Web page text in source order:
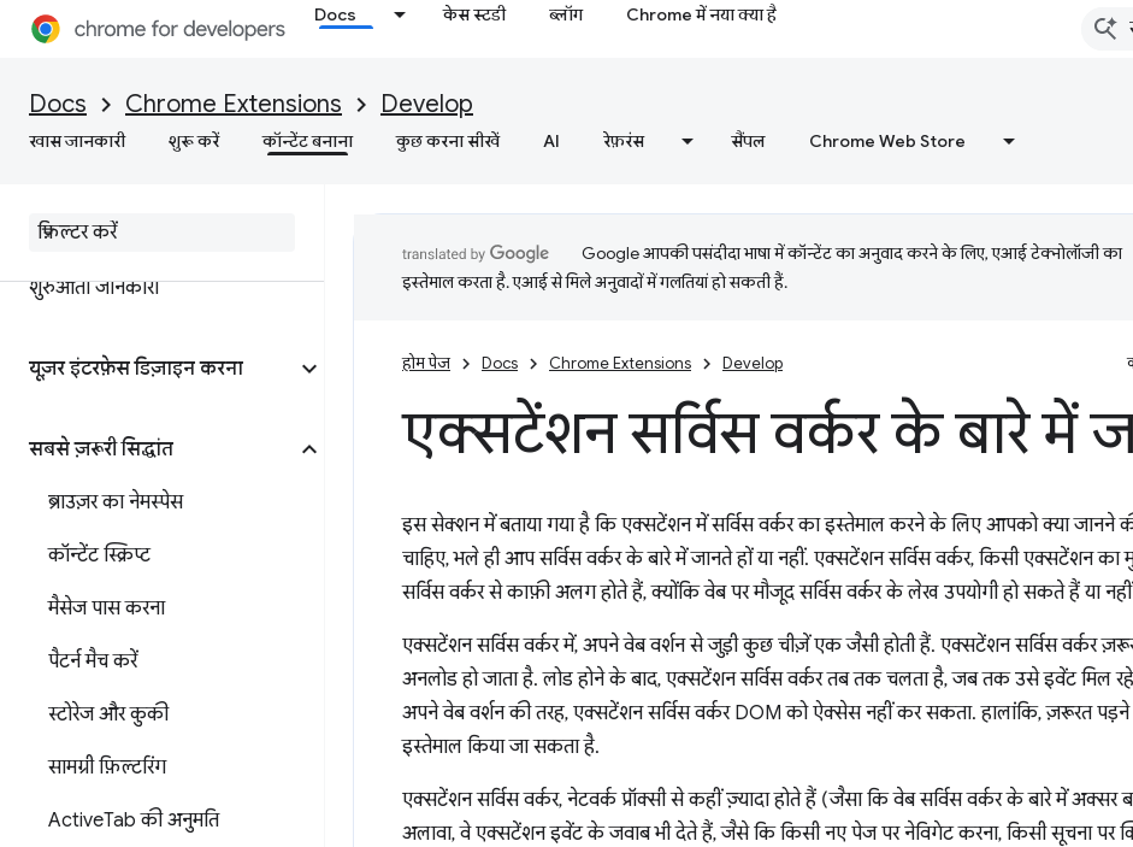
Docs केस स्टडी ब्लॉग Chrome में नया क्या है
Docs Chrome Extensions Develop
खास जानकारी शुरू करें कॉन्टेंट बनाना कुछ करना सीखें AI रेफ़रंस सैंपल Chrome Web Store
शुरुआती जानकारी
यूज़र इंटरफ़ेस डिज़ाइन करना
सबसे ज़रूरी सिद्धांत
ब्राउज़र का नेमस्पेस
कॉन्टेंट स्क्रिप्ट
मैसेज पास करना
पैटर्न मैच करें
स्टोरेज और कुकी
सामग्री फ़िल्टरिंग
ActiveTab की अनुमति
Google आपकी पसंदीदा भाषा में कॉन्टेंट का अनुवाद करने के लिए, एआई टेक्नोलॉजी का
इस्तेमाल करता है. एआई से मिले अनुवादों में गलतियां हो सकती हैं.
होम पेज Docs Chrome Extensions Develop
एक्सटेंशन सर्विस वर्कर के बारे में
इस सेक्शन में बताया गया है कि एक्सटेंशन में सर्विस वर्कर का इस्तेमाल करने के लिए आपको क्या
चाहिए, भले ही आप सर्विस वर्कर के बारे में जानते हों या नहीं. एक्सटेंशन सर्विस वर्कर, किसी एक्सटेंशन
सर्विस वर्कर से काफ़ी अलग होते हैं, क्योंकि वेब पर मौजूद सर्विस वर्कर के लेख उपयोगी हो सकते हैं या नहीं
एक्सटेंशन सर्विस वर्कर में, अपने वेब वर्शन से जुड़ी कुछ चीज़ें एक जैसी होती हैं. एक्सटेंशन सर्विस वर्कर
अनलोड हो जाता है. लोड होने के बाद, एक्सटेंशन सर्विस वर्कर तब तक चलता है, जब तक उसे इवेंट मिल
अपने वेब वर्शन की तरह, एक्सटेंशन सर्विस वर्कर DOM को ऐक्सेस नहीं कर सकता. हालांकि, ज़रूरत पड़ने
इस्तेमाल किया जा सकता है.
एक्सटेंशन सर्विस वर्कर, नेटवर्क प्रॉक्सी से कहीं ज़्यादा होते हैं (जैसा कि वेब सर्विस वर्कर के बारे में अक्सर
अलावा, वे एक्सटेंशन इवेंट के जवाब भी देते हैं, जैसे कि किसी नए पेज पर नेविगेट करना, किसी सूचना पर